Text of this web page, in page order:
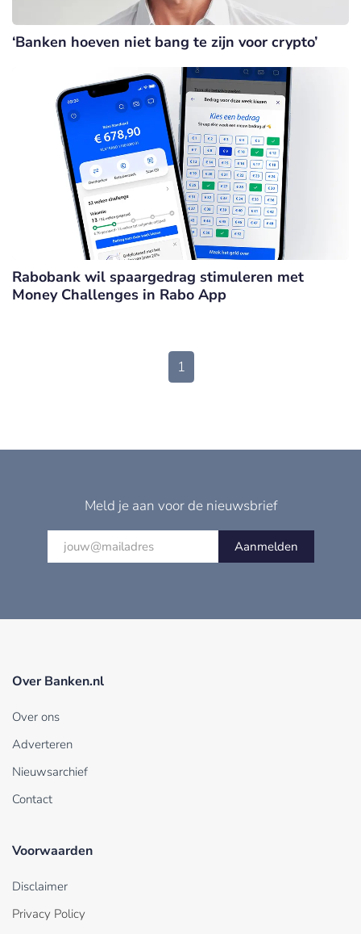
‘Banken hoeven niet bang te zijn voor crypto’
Rabobank wil spaargedrag stimuleren met
Money Challenges in Rabo App
1
Meld je aan voor de nieuwsbrief
Aanmelden
Over Banken.nl
Over ons
Adverteren
Nieuwsarchief
Contact
Voorwaarden
Disclaimer
Privacy Policy